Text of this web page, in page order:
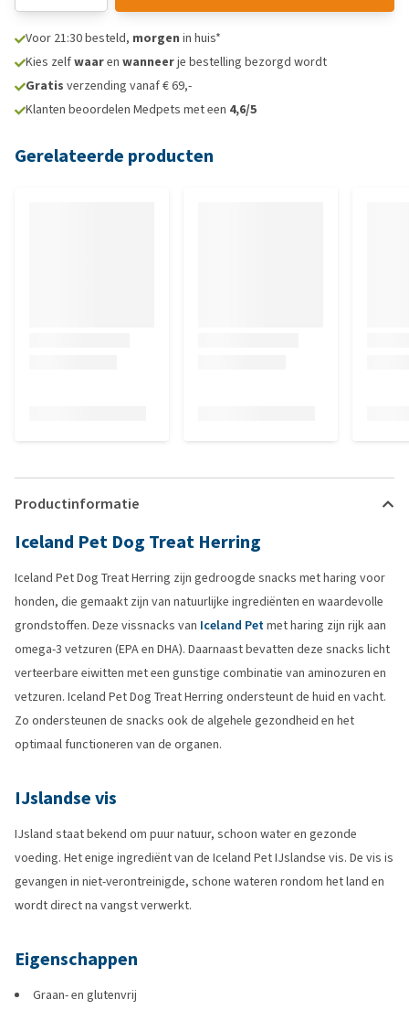
Voor 21:30 besteld, morgen in huis*
Kies zelfwaaren wanneerje bestelling bezorgd wordt
Gratis verzending vanaf € 69,-
Klanten beoordelen Medpets met een 4,6/5
Gerelateerde producten
Productinformatie
Iceland Pet Dog Treat Herring
Iceland Pet Dog Treat Herring zijn gedroogde snacks met haring voor
honden, die gemaakt zijn van natuurlijke ingrediënten en waardevolle
grondstoffen. Deze vissnacks van Iceland Petmet haring zijn rijk aan
omega-3 vetzuren (EPA en DHA). Daarnaast bevatten deze snacks licht
verteerbare eiwitten met een gunstige combinatie van aminozuren en
vetzuren. Iceland Pet Dog Treat Herring ondersteunt de huid en vacht.
Zo ondersteunen de snacks ook de algehele gezondheid en het
optimaal functioneren van de organen.
IJslandse vis
IJsland staat bekend om puur natuur, schoon water en gezonde
voeding. Het enige ingrediënt van de Iceland Pet IJslandse vis. De vis is
gevangen in niet-verontreinigde, schone wateren rondom het land en
wordt direct na vangst verwerkt.
Eigenschappen
Graan- en glutenvrij